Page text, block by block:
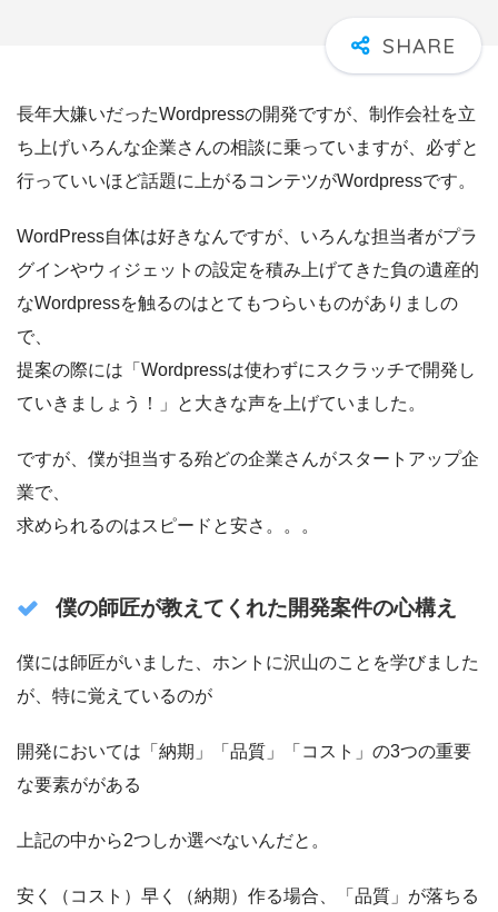
長年大嫌いだったWordpressの開発ですが、制作会社を立
ち上げいろんな企業さんの相談に乗っていますが、必ずと
行っていいほど話題に上がるコンテツがWordpressです。
WordPress自体は好きなんですが、いろんな担当者がプラ
グインやウィジェットの設定を積み上げてきた負の遺産的
なWordpressを触るのはとてもつらいものがありましの
で、
提案の際には「Wordpressは使わずにスクラッチで開発し
ていきましょう！」と大きな声を上げていました。
ですが、僕が担当する殆どの企業さんがスタートアップ企
業で、
求められるのはスピードと安さ。。。
僕の師匠が教えてくれた開発案件の心構え
僕には師匠がいました、ホントに沢山のことを学びました
が、特に覚えているのが
開発においては「納期」「品質」「コスト」の3つの重要
な要素ががある
上記の中から2つしか選べないんだと。
安く（コスト）早く（納期）作る場合、「品質」が落ちる